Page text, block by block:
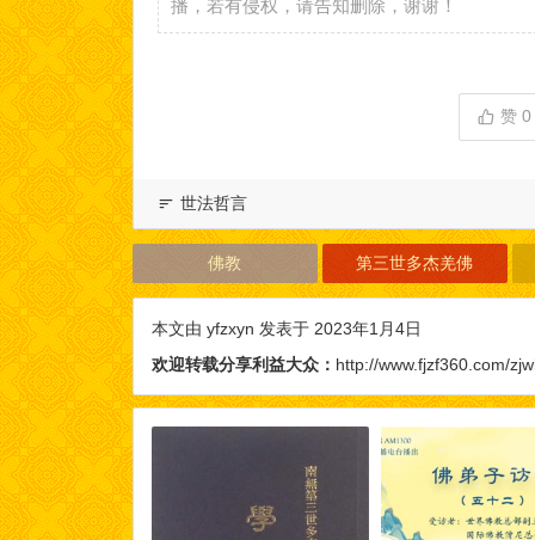
播，若有侵权，请告知删除，谢谢！
赞0
世法哲言
佛教 第三世多杰羌佛
本文由 yfzxyn 发表于 2023年1月4日
欢迎转载分享利益大众： http://www.fjzf360.com/